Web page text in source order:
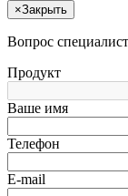
×Закрыть
Вопрос
Продукт
Ваше имя
Телефон
E-mail